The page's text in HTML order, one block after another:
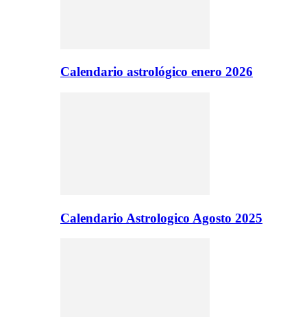
Calendario astrológico enero 2026
Calendario Astrologico Agosto 2025